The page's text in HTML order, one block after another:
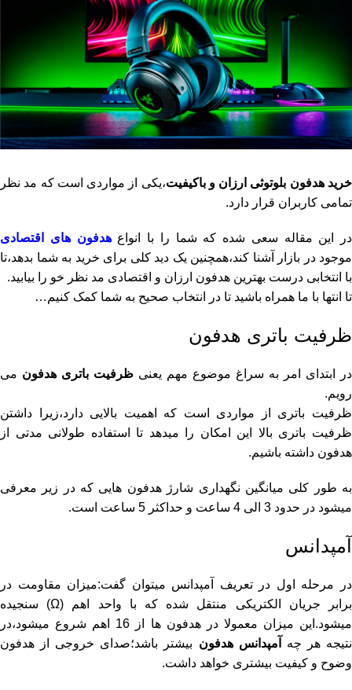
خرید هدفون بلوتوثی ارزان و باکیفیت،یکی از مواردی است که مد نظر
تمامی کاربران قرار دارد.
در این مقاله سعی شده که شما را با انواعهدفون های اقتصادی
موجود در بازار آشنا کند،همچنین یک دید کلی برای خرید به شما بدهد،تا
با انتخابی درست بهترین هدفون ارزان و اقتصادی مد نظر خو را بیابید.
تا انتها با ما همراه باشید تا در انتخاب صحیح به شما کمک کنیم…
ظرفیت باتری هدفون
در ابتدای امر به سراغ موضوع مهم یعنی ظرفیت باتری هدفون می
رویم.
ظرفیت باتری از مواردی است که اهمیت بالایی دارد،زیرا داشتن
ظرفیت باتری بالا این امکان را میدهد تا استفاده طولانی مدتی از
هدفون داشته باشیم.
به طور کلی میانگین نگهداری شارژ هدفون هایی که در زیر معرفی
میشود در حدود 3 الی 4 ساعت و حداکثر 5 ساعت است.
آمپدانس
در مرحله اول در تعریف آمپدانس میتوان گفت:میزان مقاومت در
برابر جریان الکتریکی منتقل شده که با واحد اهم (Ω) سنجیده
میشود.این میزان معمولا در هدفون ها از 16 اهم شروع میشود،در
نتیجه هر چه
آمپدانس هدفون بیشتر باشد؛صدای خروجی از هدفون
وضوح و کیفیت بیشتری خواهد داشت.